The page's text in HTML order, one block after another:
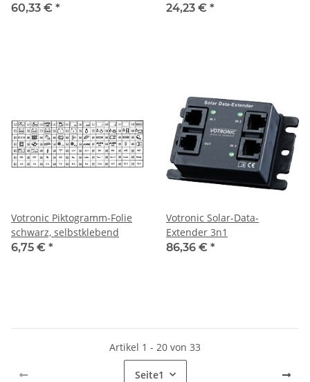
60,33 € *
24,23 € *
Votronic Piktogramm-Folie
schwarz, selbstklebend
6,75 € *
Votronic Solar-Data-
Extender 3n1
86,36 € *
Artikel 1 - 20 von 33
Seite1